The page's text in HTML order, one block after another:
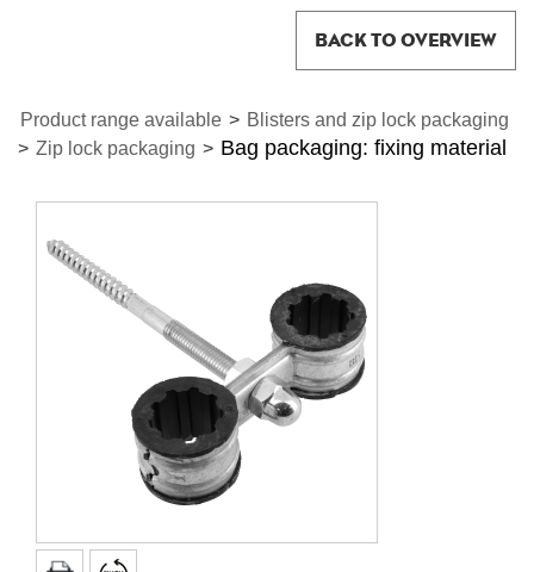
BACK TO OVERVIEW
Product range available > Blisters and zip lock packaging
> Zip lock packaging > Bag packaging: fixing material